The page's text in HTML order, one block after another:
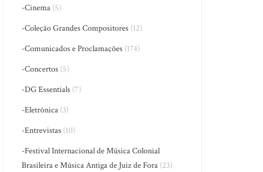
-Cinema (5)
-Coleção Grandes Compositores (12)
-Comunicados e Proclamações (174)
-Concertos (5)
-DG Essentials (7)
-Eletrônica (3)
-Entrevistas (10)
-Festival Internacional de Música Colonial
Brasileira e Música Antiga de Juiz de Fora (23)